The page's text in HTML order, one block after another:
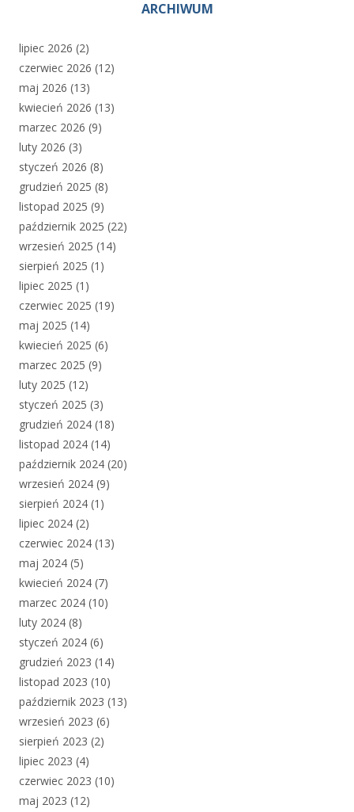
ARCHIWUM
lipiec 2026 (2)
czerwiec 2026 (12)
maj 2026 (13)
kwiecień 2026 (13)
marzec 2026 (9)
luty 2026 (3)
styczeń 2026 (8)
grudzień 2025 (8)
listopad 2025 (9)
październik 2025 (22)
wrzesień 2025 (14)
sierpień 2025 (1)
lipiec 2025 (1)
czerwiec 2025 (19)
maj 2025 (14)
kwiecień 2025 (6)
marzec 2025 (9)
luty 2025 (12)
styczeń 2025 (3)
grudzień 2024 (18)
listopad 2024 (14)
październik 2024 (20)
wrzesień 2024 (9)
sierpień 2024 (1)
lipiec 2024 (2)
czerwiec 2024 (13)
maj 2024 (5)
kwiecień 2024 (7)
marzec 2024 (10)
luty 2024 (8)
styczeń 2024 (6)
grudzień 2023 (14)
listopad 2023 (10)
październik 2023 (13)
wrzesień 2023 (6)
sierpień 2023 (2)
lipiec 2023 (4)
czerwiec 2023 (10)
maj 2023 (12)